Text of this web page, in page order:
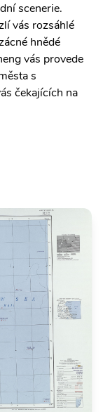
scenerie.
vás rozsáhlé
hnědé
vás provede
s
čekajících na